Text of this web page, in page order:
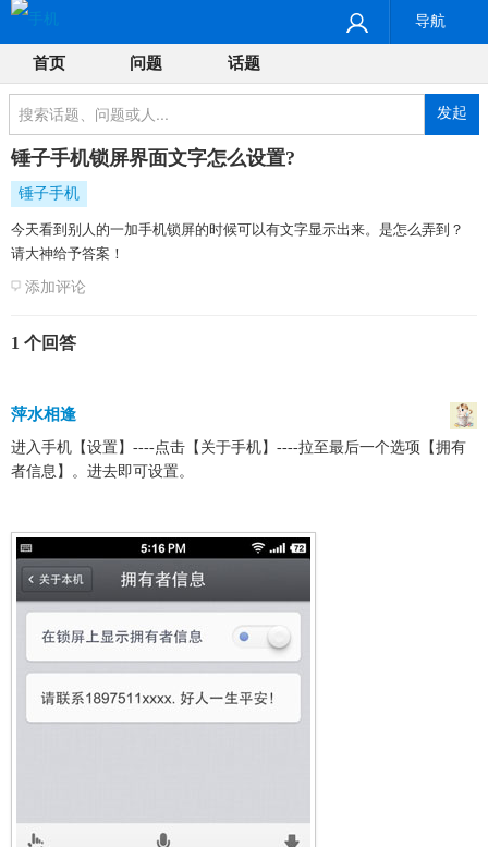
导航
首页 问题 话题
发起
锤子手机锁屏界面文字怎么设置?
锤子手机
今天看到别人的一加手机锁屏的时候可以有文字显示出来。是怎么弄到？
请大神给予答案！
添加评论
1 个回答
萍水相逢
进入手机【设置】----点击【关于手机】----拉至最后一个选项【拥有
者信息】。进去即可设置。